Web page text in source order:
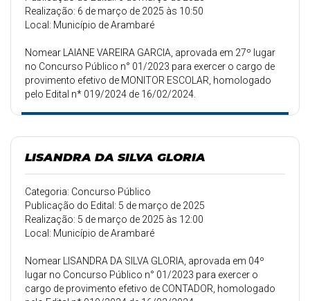
Realização: 6 de março de 2025 às 10:50
Local: Município de Arambaré
Nomear LAIANE VAREIRA GARCIA, aprovada em 27º lugar
no Concurso Público n° 01/2023 para exercer o cargo de
provimento efetivo de MONITOR ESCOLAR, homologado
pelo Edital n* 019/2024 de 16/02/2024.
LISANDRA DA SILVA GLORIA
Categoria: Concurso Público
Publicação do Edital: 5 de março de 2025
Realização: 5 de março de 2025 às 12:00
Local: Município de Arambaré
Nomear LISANDRA DA SILVA GLORIA, aprovada em 04º
lugar no Concurso Público n° 01/2023 para exercer o
cargo de provimento efetivo de CONTADOR, homologado